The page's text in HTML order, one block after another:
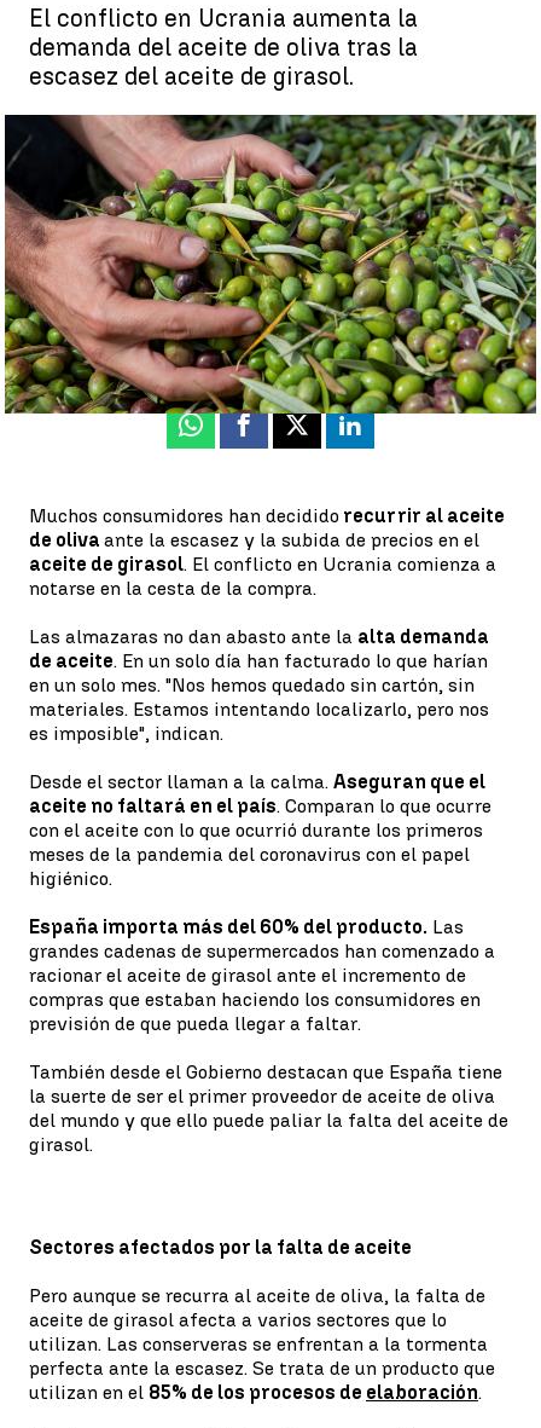
El conflicto en Ucrania aumenta la
demanda del aceite de oliva tras la
escasez del aceite de girasol.
La falta de aceite de girasol aumenta la demanda del aceite de
oliva |Alfredo Boto
Neila Gallego
Publicado:12 de marzo de 2022, 14:35
Whatsapp
Facebook
X Linkedin
Muchos consumidores han decidido recurrir al aceite
de oliva ante la escasez y la subida de precios en el
aceite de girasol. El conflicto en Ucrania comienza a
notarse en la cesta de la compra.
Las almazaras no dan abasto ante la alta demanda
de aceite. En un solo día han facturado lo que harían
en un solo mes. "Nos hemos quedado sin cartón, sin
materiales. Estamos intentando localizarlo, pero nos
es imposible", indican.
Desde el sector llaman a la calma. Aseguran que el
aceite no faltará en el país. Comparan lo que ocurre
con el aceite con lo que ocurrió durante los primeros
meses de la pandemia del coronavirus con el papel
higiénico.
España importa más del 60% del producto. Las
grandes cadenas de supermercados han comenzado a
racionar el aceite de girasol ante el incremento de
compras que estaban haciendo los consumidores en
previsión de que pueda llegar a faltar.
También desde el Gobierno destacan que España tiene
la suerte de ser el primer proveedor de aceite de oliva
del mundo y que ello puede paliar la falta del aceite de
girasol.
Sectores afectados por la falta de aceite
Pero aunque se recurra al aceite de oliva, la falta de
aceite de girasol afecta a varios sectores que lo
utilizan. Las conserveras se enfrentan a la tormenta
perfecta ante la escasez. Se trata de un producto que
utilizan en el 85% de los procesos de elaboración.